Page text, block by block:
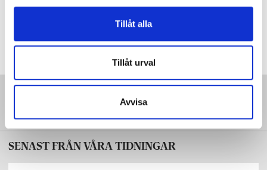
Tillåt alla
Tillåt urval
Avvisa
SENAST FRÅN VÅRA TIDNINGAR